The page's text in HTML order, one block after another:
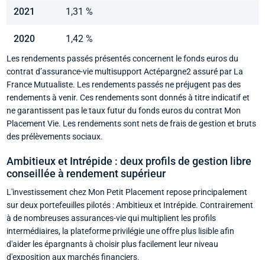
2021 1,31 %
2020 1,42 %
Les rendements passés présentés concernent le fonds euros du
contrat d’assurance-vie multisupport Actépargne2 assuré par La
France Mutualiste. Les rendements passés ne préjugent pas des
rendements à venir. Ces rendements sont donnés à titre indicatif et
ne garantissent pas le taux futur du fonds euros du contrat Mon
Placement Vie. Les rendements sont nets de frais de gestion et bruts
des prélèvements sociaux.
Ambitieux et Intrépide : deux profils de gestion libre
conseillée à rendement supérieur
L'investissement chez Mon Petit Placement repose principalement
sur deux portefeuilles pilotés : Ambitieux et Intrépide. Contrairement
à de nombreuses assurances-vie qui multiplient les profils
intermédiaires, la plateforme privilégie une offre plus lisible afin
d'aider les épargnants à choisir plus facilement leur niveau
d'exposition aux marchés financiers.